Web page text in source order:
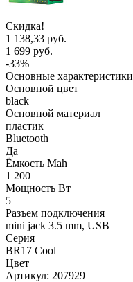
Скидка!
1 138,33 руб.
1 699 руб.
-33%
Основные характеристики
Основной цвет
black
Основной материал
пластик
Bluetooth
Да
Ёмкость Mah
1 200
Мощность Вт
5
Разъем подключения
mini jack 3.5 mm, USB
Серия
BR17 Cool
Цвет
Артикул: 207929